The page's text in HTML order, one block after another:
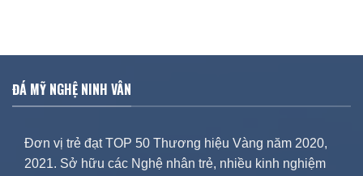
ĐÁ MỸ NGHỆ NINH VÂN
Đơn vị trẻ đạt TOP 50 Thương hiệu Vàng năm 2020,
2021. Sở hữu các Nghệ nhân trẻ, nhiều kinh nghiệm